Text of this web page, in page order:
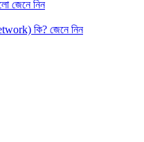
জেনে নিন
কি? জেনে নিন